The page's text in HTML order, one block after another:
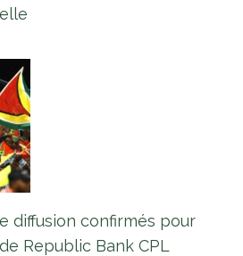
diffusion confirmés pour
Republic Bank CPL